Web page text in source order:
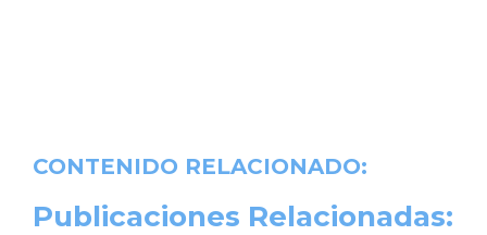
CONTENIDO RELACIONADO:
Publicaciones Relacionadas: